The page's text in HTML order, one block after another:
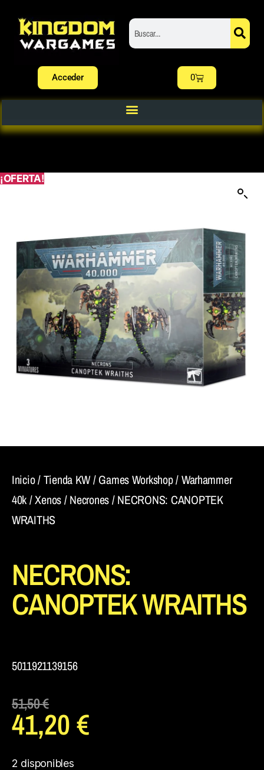
Acceder 0
¡OFERTA!
Inicio/Tienda KW/Games Workshop/Warhammer
40k/Xenos/Necrones/ NECRONS: CANOPTEK
WRAITHS
NECRONS:
CANOPTEK WRAITHS
5011921139156
51,50€
41,20€
2 disponibles